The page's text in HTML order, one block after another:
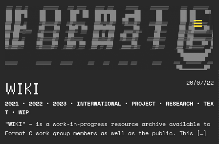
Format ©
20/07/22
WIKI
2021 • 2022 • 2023 • INTERNATIONAL • PROJECT • RESEARCH • TEX
T • WIP
“WIKI” – is a work-in-progress resource archive available to
Format C work group members as well as the public. This […]